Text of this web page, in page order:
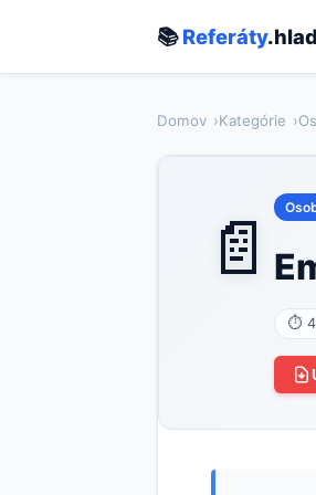
📚Referáty
Domov Kategórie
📄
⏱ 4